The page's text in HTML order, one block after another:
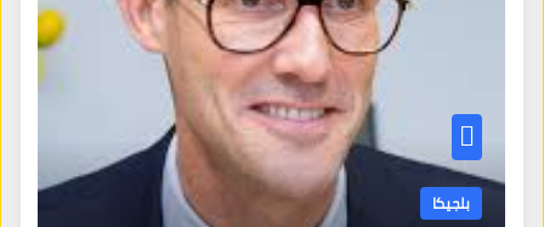
بلجيكا